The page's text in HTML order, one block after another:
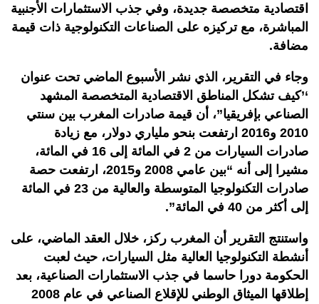
اقتصادية متخصصة جديدة، وفي جذب الاستثمارات الأجنبية
المباشرة، مع تركيزه على الصناعات التكنولوجية ذات قيمة
مضافة.
وجاء في التقرير، الذي نشر الأسبوع الماضي تحت عنوان
‘’كيف تشكل المناطق الاقتصادية المتخصصة المشهد
الصناعي بإفريقيا”، أن قيمة صادرات المغرب بين سنتي
2010 و2016 ارتفعت بنحو ملياري دولار، مع زيادة
صادرات السيارات من 2 في المائة إلى 16 في المائة،
مشيرا إلى أنه “بين عامي 2008 و2015، ارتفعت حصة
صادرات التكنولوجيا المتوسطة والعالية من 23 في المائة
إلى أكثر من 40 في المائة”.
واستنتج التقرير أن المغرب ركز، خلال العقد الماضي، على
أنشطة التكنولوجيا العالية مثل السيارات، حيث لعبت
الحكومة دورا حاسما في جذب الاستثمارات الصناعية، بعد
إطلاقها الميثاق الوطني للإقلاع الصناعي في عام 2008